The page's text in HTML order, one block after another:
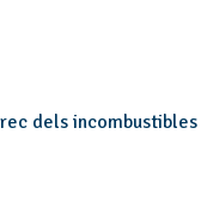
dels